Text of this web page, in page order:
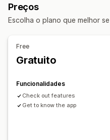
Edição em lote
Criação de conteúdos
Preços
Escolha o plano que melhor
Free
Gratuito
Funcionalidades
Check out features
Get to know the app